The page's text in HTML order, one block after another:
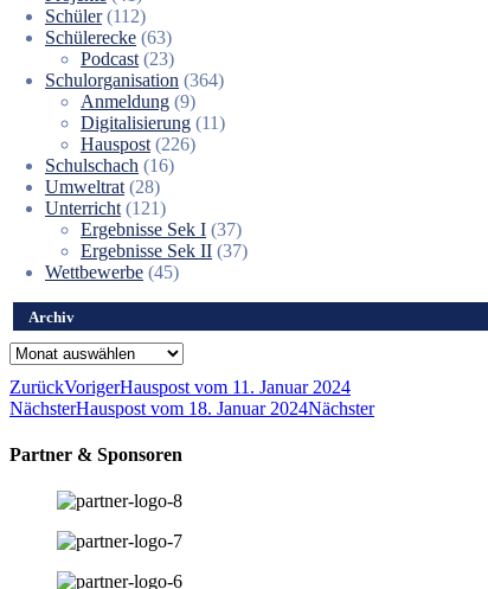
Schüler(112)
Schülerecke (63)
Podcast (23)
Schulorganisation (364)
Anmeldung (9)
Digitalisierung (11)
Hauspost (226)
Schulschach (16)
Umweltrat (28)
Unterricht (121)
Ergebnisse Sek I (37)
Ergebnisse Sek II (37)
Wettbewerbe (45)
Archiv
Archiv
ZurückVorigerHauspost vom 11. Januar 2024
NächsterHauspost vom 18. Januar 2024Nächster
Partner & Sponsoren